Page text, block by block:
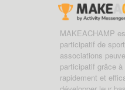
MAKEACHAMP
participatif de
associations
participatif grâce
rapidement et